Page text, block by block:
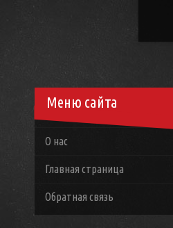
Меню сайта
О нас
Главная страница
Обратная связь